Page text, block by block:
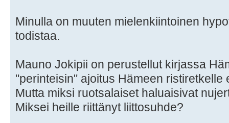
Minulla on muuten mielenkiintoinen
todistaa.
Mauno Jokipii on perustellut kirjassa
"perinteisin" ajoitus Hämeen ristiretkelle
Mutta miksi ruotsalaiset haluaisivat
Miksei heille riittänyt liittosuhde?